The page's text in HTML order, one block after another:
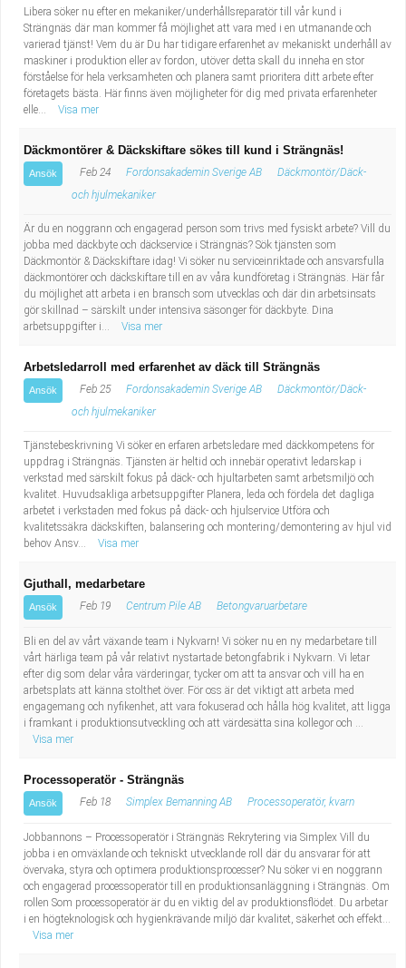
Libera söker nu efter en mekaniker/underhållsreparatör till vår kund i
Strängnäs där man kommer få möjlighet att vara med i en utmanande och
varierad tjänst! Vem du är Du har tidigare erfarenhet av mekaniskt underhåll av
maskiner i produktion eller av fordon, utöver detta skall du inneha en stor
förståelse för hela verksamheten och planera samt prioritera ditt arbete efter
företagets bästa. Här finns även möjligheter för dig med privata erfarenheter
elle...
Visa mer
Däckmontörer & Däckskiftare sökes till kund i Strängnäs!
Ansök Feb 24 Fordonsakademin Sverige AB
Däckmontör/Däck-
och hjulmekaniker
Är du en noggrann och engagerad person som trivs med fysiskt arbete? Vill du
jobba med däckbyte och däckservice i Strängnäs? Sök tjänsten som
Däckmontör & Däckskiftare idag! Vi söker nu serviceinriktade och ansvarsfulla
däckmontörer och däckskiftare till en av våra kundföretag i Strängnäs. Här får
du möjlighet att arbeta i en bransch som utvecklas och där din arbetsinsats
gör skillnad – särskilt under intensiva säsonger för däckbyte. Dina
arbetsuppgifter i...
Visa mer
Arbetsledarroll med erfarenhet av däck till Strängnäs
Ansök Feb 25 Fordonsakademin Sverige AB
Däckmontör/Däck-
och hjulmekaniker
Tjänstebeskrivning Vi söker en erfaren arbetsledare med däckkompetens för
uppdrag i Strängnäs. Tjänsten är heltid och innebär operativt ledarskap i
verkstad med särskilt fokus på däck- och hjultarbeten samt arbetsmiljö och
kvalitet. Huvudsakliga arbetsuppgifter Planera, leda och fördela det dagliga
arbetet i verkstaden med fokus på däck- och hjulservice Utföra och
kvalitetssäkra däckskiften, balansering och montering/demontering av hjul vid
behov Ansv...
Visa mer
Gjuthall, medarbetare
Ansök Feb 19 Centrum Pile AB Betongvaruarbetare
Bli en del av vårt växande team i Nykvarn! Vi söker nu en ny medarbetare till
vårt härliga team på vår relativt nystartade betongfabrik i Nykvarn. Vi letar
efter dig som delar våra värderingar, tycker om att ta ansvar och vill ha en
arbetsplats att känna stolthet över. För oss är det viktigt att arbeta med
engagemang och nyfikenhet, att vara fokuserad och hålla hög kvalitet, att ligga
i framkant i produktionsutveckling och att värdesätta sina kollegor och ...
Visa mer
Processoperatör - Strängnäs
Ansök Feb 18 Simplex Bemanning AB Processoperatör, kvarn
Jobbannons – Processoperatör i Strängnäs Rekrytering via Simplex Vill du
jobba i en omväxlande och tekniskt utvecklande roll där du ansvarar för att
övervaka, styra och optimera produktionsprocesser? Nu söker vi en noggrann
och engagerad processoperatör till en produktionsanläggning i Strängnäs. Om
rollen Som processoperatör är du en viktig del av produktionsflödet. Du arbetar
i en högteknologisk och hygienkrävande miljö där kvalitet, säkerhet och effekt...
Visa mer